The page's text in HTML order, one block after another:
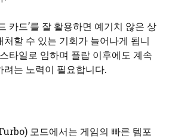
카드’를 잘 활용하면 예기치 않은 상
할 수 있는 기회가 늘어나게 됩니
타일로 임하며 플랍 이후에도 계속
는 노력이 필요합니다.
모드에서는 게임의 빠른 템포